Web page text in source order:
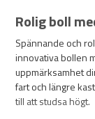
Rolig boll
Spännande och
innovativa bollen
uppmärksamhet
fart och längre
till att studsa högt.